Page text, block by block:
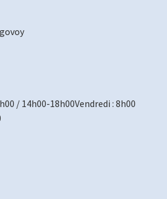
/ 14h00-18h00Vendredi : 8h00